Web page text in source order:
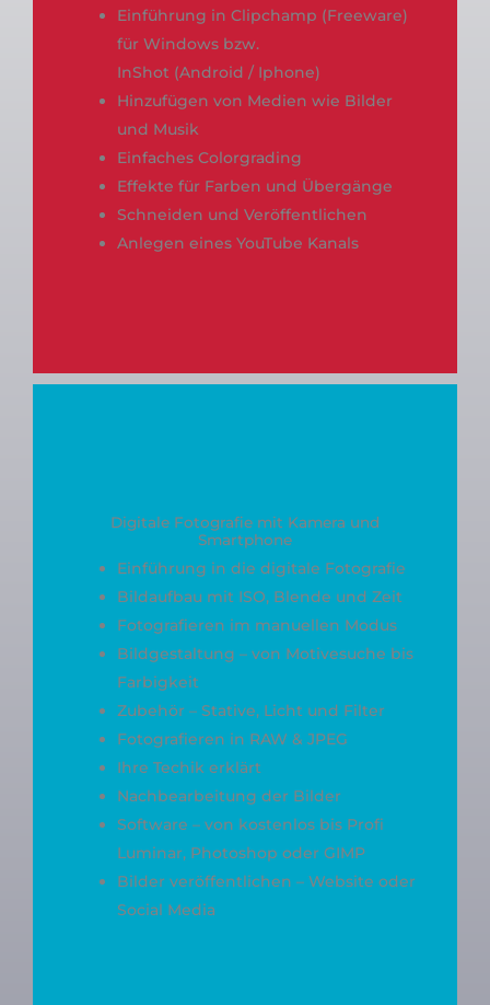
Einführung in Clipchamp (Freeware)
für Windows bzw.
InShot (Android / Iphone)
Hinzufügen von Medien wie Bilder
und Musik
Einfaches Colorgrading
Effekte für Farben und Übergänge
Schneiden und Veröffentlichen
Anlegen eines YouTube Kanals
Digitale Fotografie mit Kamera und
Smartphone
Einführung in die digitale Fotografie
Bildaufbau mit ISO, Blende und Zeit
Fotografieren im manuellen Modus
Bildgestaltung – von Motivesuche bis
Farbigkeit
Zubehör – Stative, Licht und Filter
Fotografieren in RAW & JPEG
Ihre Techik erklärt
Nachbearbeitung der Bilder
Software – von kostenlos bis Profi
Luminar, Photoshop oder GIMP
Bilder veröffentlichen – Website oder
Social Media